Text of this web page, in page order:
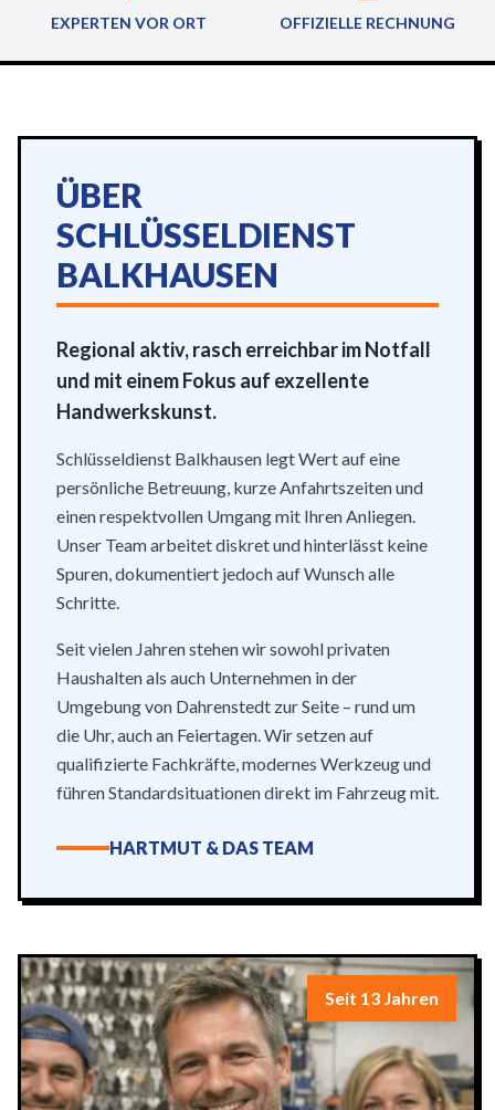
EXPERTEN VOR ORT OFFIZIELLE RECHNUNG
ÜBER
SCHLÜSSELDIENST
BALKHAUSEN
Regional aktiv, rasch erreichbar im Notfall
und mit einem Fokus auf exzellente
Handwerkskunst.
Schlüsseldienst Balkhausen legt Wert auf eine
persönliche Betreuung, kurze Anfahrtszeiten und
einen respektvollen Umgang mit Ihren Anliegen.
Unser Team arbeitet diskret und hinterlässt keine
Spuren, dokumentiert jedoch auf Wunsch alle
Schritte.
Seit vielen Jahren stehen wir sowohl privaten
Haushalten als auch Unternehmen in der
Umgebung von Dahrenstedt zur Seite – rund um
die Uhr, auch an Feiertagen. Wir setzen auf
qualifizierte Fachkräfte, modernes Werkzeug und
führen Standardsituationen direkt im Fahrzeug mit.
HARTMUT & DAS TEAM
Seit 13 Jahren